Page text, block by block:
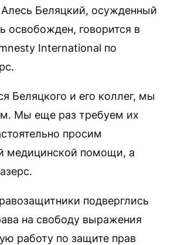
Беляцкий, осужденный
освобожден, говорится в
International по
Беляцкого и его коллег, мы
Мы еще раз требуем их
просим
медицинской помощи, а
подверглись
на свободу выражения
работу по защите прав